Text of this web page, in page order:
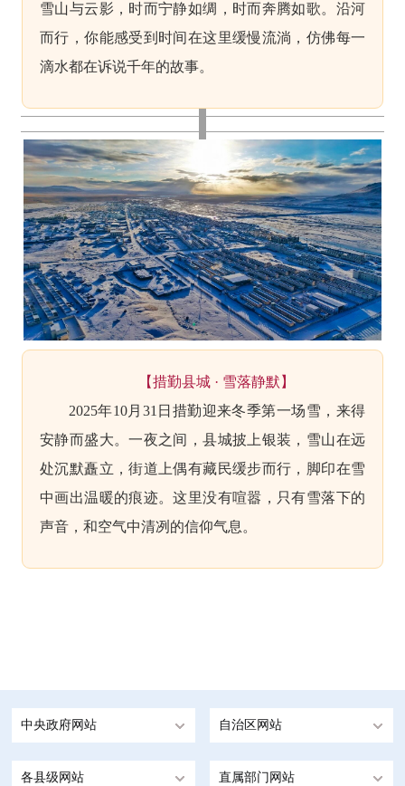
雪山与云影，时而宁静如绸，时而奔腾如歌。沿河
而行，你能感受到时间在这里缓慢流淌，仿佛每一
滴水都在诉说千年的故事。
【措勤县城 · 雪落静默】
2025年10月31日措勤迎来冬季第一场雪，来得
安静而盛大。一夜之间，县城披上银装，雪山在远
处沉默矗立，街道上偶有藏民缓步而行，脚印在雪
中画出温暖的痕迹。这里没有喧嚣，只有雪落下的
声音，和空气中清冽的信仰气息。
中央政府网站 自治区网站
各县级网站 直属部门网站